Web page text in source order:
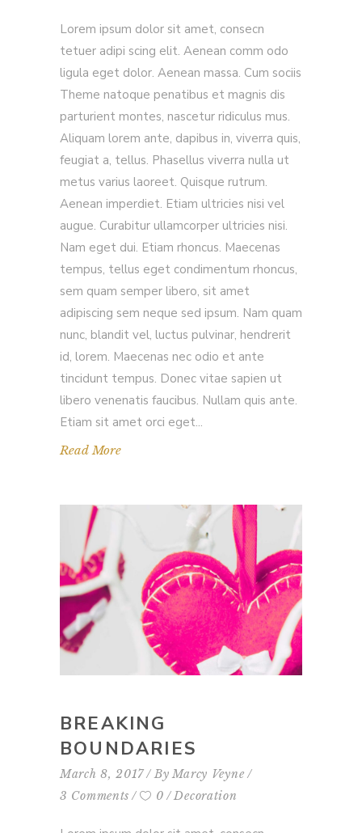
Lorem ipsum dolor sit amet, consecn
tetuer adipi scing elit. Aenean comm odo
ligula eget dolor. Aenean massa. Cum sociis
Theme natoque penatibus et magnis dis
parturient montes, nascetur ridiculus mus.
Aliquam lorem ante, dapibus in, viverra quis,
feugiat a, tellus. Phasellus viverra nulla ut
metus varius laoreet. Quisque rutrum.
Aenean imperdiet. Etiam ultricies nisi vel
augue. Curabitur ullamcorper ultricies nisi.
Nam eget dui. Etiam rhoncus. Maecenas
tempus, tellus eget condimentum rhoncus,
sem quam semper libero, sit amet
adipiscing sem neque sed ipsum. Nam quam
nunc, blandit vel, luctus pulvinar, hendrerit
id, lorem. Maecenas nec odio et ante
tincidunt tempus. Donec vitae sapien ut
libero venenatis faucibus. Nullam quis ante.
Etiam sit amet orci eget
Read More
BREAKING
BOUNDARIES
March 8, 2017 By Marcy Veyne
3 Comments
0 Decoration